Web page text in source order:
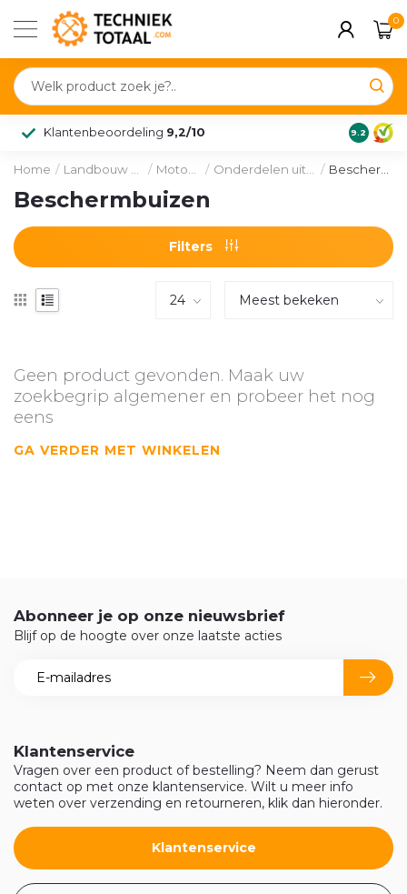
0
Klantenbeoordeling 9,2/10 9.2
Home / / / / Beschermbuizen
Beschermbuizen
Filters
Geen product gevonden. Maak uw
zoekbegrip algemener en probeer het nog
eens
GA VERDER MET WINKELEN
Klantenservice
Vragen over een product of bestelling? Neem dan gerust
contact op met onze klantenservice. Wilt u meer info
weten over verzending en retourneren, klik dan hieronder.
Klantenservice
Abonneer je op onze nieuwsbrief
Blijf op de hoogte over onze laatste acties